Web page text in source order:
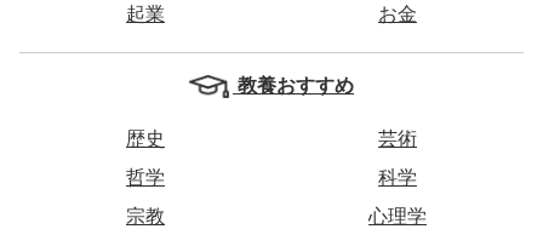
起業
お金
教養おすすめ
歴史
芸術
哲学
科学
宗教
心理学